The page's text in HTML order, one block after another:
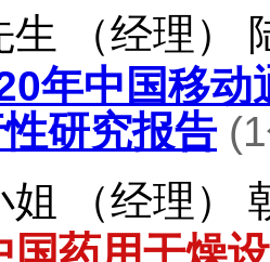
生 （经理）
年中国移
研究报告(1
姐 （经理）